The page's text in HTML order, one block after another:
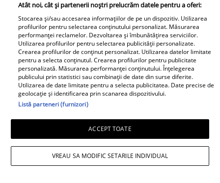
Andreea Esca, mesaj emoționat de ziua
fiului ei. Aris Eram a împlinit 23 de ani:
„Te-ai transformat într-un bărbat
șarmant și înțelept”
Atât noi, cât și partenerii noștri prelucrăm datele pentru a oferi:
Stocarea și/sau accesarea informațiilor de pe un dispozitiv. Utilizarea
profilurilor pentru selectarea conținutului personalizat. Măsurarea
performanței reclamelor. Dezvoltarea și îmbunătățirea serviciilor.
Utilizarea profilurilor pentru selectarea publicității personalizate.
Crearea profilurilor de conținut personalizat. Utilizarea datelor limitate
pentru a selecta conținutul. Crearea profilurilor pentru publicitate
personalizată. Măsurarea performanței conținutului. Înțelegerea
publicului prin statistici sau combinații de date din surse diferite.
Utilizarea de date limitate pentru a selecta publicitatea. Date precise de
geolocație și identificarea prin scanarea dispozitivului.
Listă parteneri (furnizori)
ACCEPT TOATE
VREAU SA MODIFIC SETARILE INDIVIDUAL